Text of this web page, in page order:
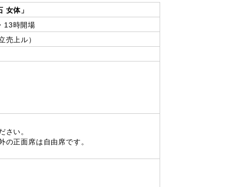
体」
13時開場
売上ル）
さい。
の正面席は自由席です。